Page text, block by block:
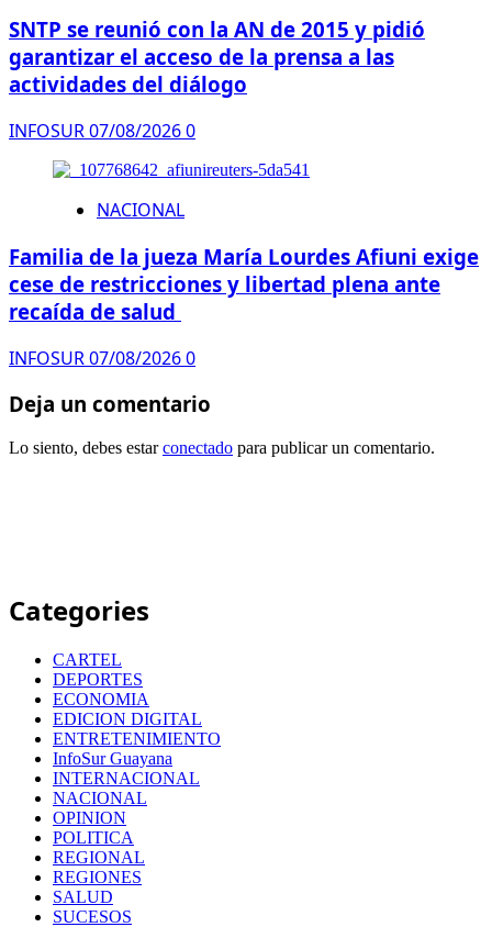
SNTP se reunió con la AN de 2015 y pidió
garantizar el acceso de la prensa a las
actividades del diálogo
INFOSUR07/08/20260
NACIONAL
Familia de la jueza María Lourdes Afiuni exige
cese de restricciones y libertad plena ante
recaída de salud
INFOSUR07/08/20260
Deja un comentario
Lo siento, debes estarconectado para publicar un comentario.
Categories
CARTEL
DEPORTES
ECONOMIA
EDICION DIGITAL
ENTRETENIMIENTO
InfoSur Guayana
INTERNACIONAL
NACIONAL
OPINION
POLITICA
REGIONAL
REGIONES
SALUD
SUCESOS